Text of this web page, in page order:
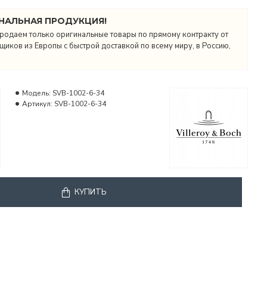
ПРОДУКЦИЯ!
только оригинальные товары по прямому контракту от
из Европы с быстрой доставкой по всему миру, в Россию,
Модель: SVB-1002-6-34
Артикул: SVB-1002-6-34
КУПИТЬ